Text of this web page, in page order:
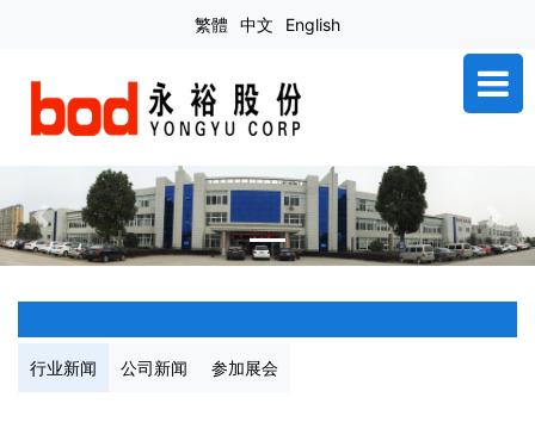
繁體 中文 English
Previous Next
行业新闻 公司新闻 参加展会